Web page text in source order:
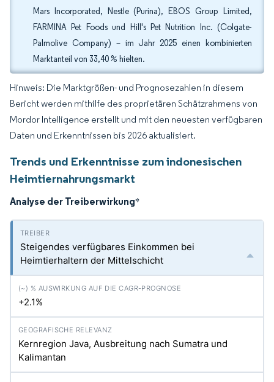
Mars Incorporated, Nestle (Purina), EBOS Group Limited,
FARMINA Pet Foods und Hill's Pet Nutrition Inc. (Colgate-
Palmolive Company) – im Jahr 2025 einen kombinierten
Marktanteil von 33,40 % hielten.
Hinweis: Die Marktgrößen- und Prognosezahlen in diesem
Bericht werden mithilfe des proprietären Schätzrahmens von
Mordor Intelligence erstellt und mit den neuesten verfügbaren
Daten und Erkenntnissen bis 2026 aktualisiert.
Trends und Erkenntnisse zum indonesischen
Heimtiernahrungsmarkt
Analyse der Treiberwirkung*
Steigendes verfügbares Einkommen bei
Heimtierhaltern der Mittelschicht
+2.1%
Kernregion Java, Ausbreitung nach Sumatra und
Kalimantan